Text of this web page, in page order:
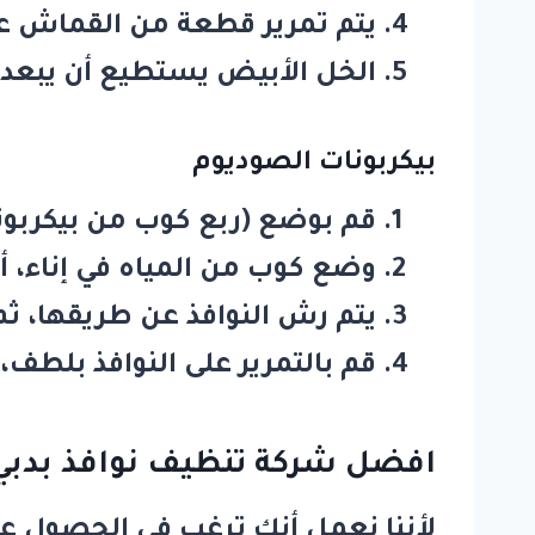
يتم تمرير قطعة من القماش
الخل الأبيض يستطيع أن يبعد
بيكربونات الصوديوم
قم بوضع (ربع كوب من
وضع كوب من المياه في إناء،
يتم رش النوافذ عن
قم بالتمرير على النوافذ
افضل شركة تنظيف نوافذ